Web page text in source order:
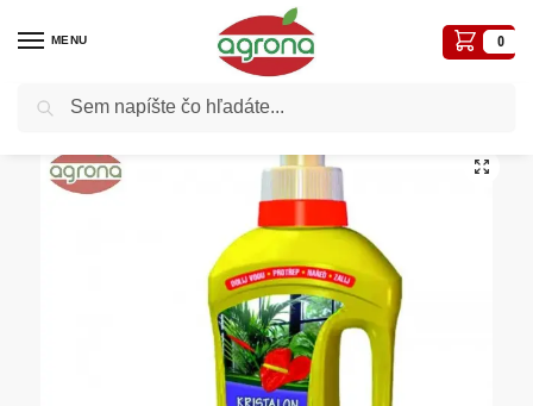
MENU 0
Domov Hnojivá / Agro Kristalon Izbové rastliny 100g koncentrát